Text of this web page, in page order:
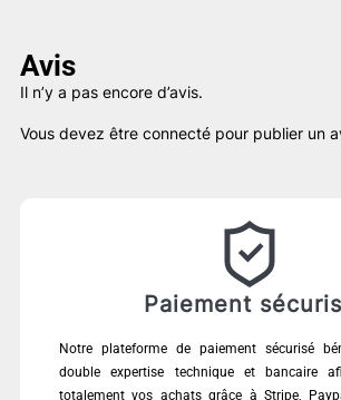
Avis
Il n’y a pas encore d’avis.
Vous devez être connecté pour publier un
Paiement
Notre plateforme de paiement sécurisé
double expertise technique et bancaire
totalement vos achats grâce à Stripe,